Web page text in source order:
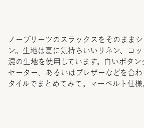
ノープリーツのスラックスをそのまま
ン。生地は夏に気持ちいいリネン、コ
混の生地を使用しています。白いボタ
セーター、あるいはブレザーなどを合
タイルでまとめてみて。マーベルト仕様